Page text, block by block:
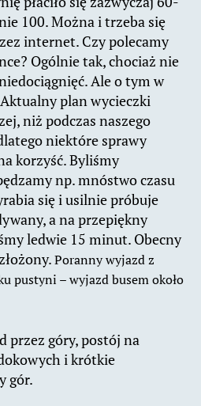
100. Można i trzeba się
internet. Czy polecamy
Ogólnie tak, chociaż nie
Ale o tym w
plan wycieczki
niż podczas naszego
niektóre sprawy
korzyść. Byliśmy
np. mnóstwo czasu
się i usilnie próbuje
a na przepiękny
ledwie 15 minut. Obecny
Poranny wyjazd z
pustyni – wyjazd busem około
przez góry, postój na
i krótkie
gór.